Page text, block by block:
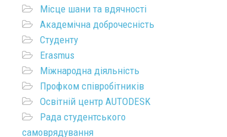
Місце шани та вдячності
Академічна доброчесність
Студенту
Erasmus
Міжнародна діяльність
Профком співробітників
Освітній центр AUTODESK
Рада студентського
самоврядування